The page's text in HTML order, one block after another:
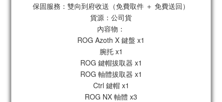
保固服務：雙向到府收送（免費取件 ＋ 免費送回）
貨源：公司貨
內容物：
ROG Azoth X 鍵盤 x1
腕托 x1
ROG 鍵帽拔取器 x1
ROG 軸體拔取器 x1
Ctrl 鍵帽 x1
ROG NX 軸體 x3